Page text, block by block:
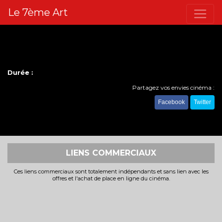
Le 7ème Art
Durée :
Partagez vos envies cinéma :
Facebook Twitter
LIENS COMMERCIAUX
Ces liens commerciaux sont totalement indépendants et sans lien avec les
offres et l'achat de place en ligne du cinéma.